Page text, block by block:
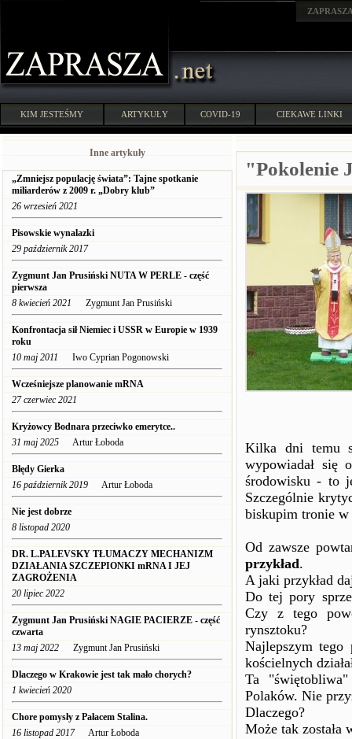
KIM JESTEŚMY ARTYKUŁY COVID-19 CIEKAWE LINKI
Inne artykuły
„Zmniejsz populację świata”: Tajne spotkanie
miliarderów z 2009 r. „Dobry klub”
26 wrzesień 2021
Pisowskie wynalazki
29 październik 2017
Zygmunt Jan Prusiński NUTA W PERLE - część
pierwsza
8 kwiecień 2021 Zygmunt Jan Prusiński
Konfrontacja sił Niemiec i USSR w Europie w 1939
roku
10 maj 2011 Iwo Cyprian Pogonowski
Wcześniejsze planowanie mRNA
27 czerwiec 2021
Kryżowcy Bodnara przeciwko emerytce..
31 maj 2025 Artur Łoboda
Błędy Gierka
16 październik 2019 Artur Łoboda
Nie jest dobrze
8 listopad 2020
DR. L.PALEVSKY TŁUMACZY MECHANIZM
DZIAŁANIA SZCZEPIONKI mRNA I JEJ
ZAGROŻENIA
20 lipiec 2022
Zygmunt Jan Prusiński NAGIE PACIERZE - część
czwarta
13 maj 2022 Zygmunt Jan Prusiński
Dlaczego w Krakowie jest tak mało chorych?
1 kwiecień 2020
Chore pomysły z Pałacem Stalina.
16 listopad 2017Artur Łoboda
"Pokolenie
Kilka dni temu
wypowiadał się
środowisku - to
Szczególnie
biskupim tronie
Od zawsze
przykład.
A jaki przykład
Do tej pory
Czy z tego
rynsztoku?
Najlepszym tego
kościelnych
Ta
Polaków. Nie
Dlaczego?
Może tak została